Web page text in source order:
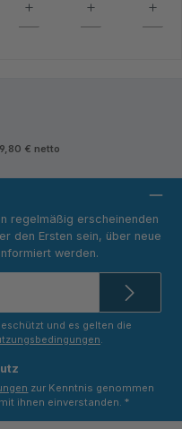
€ netto
regelmäßig erscheinenden
den Ersten sein, über neue
werden.
und es gelten die
.
zur Kenntnis genommen
ihnen einverstanden. *